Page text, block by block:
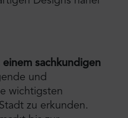
sachkundigen
und
wichtigsten
zu erkunden.